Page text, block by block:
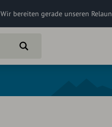
Wir bereiten gerade unseren